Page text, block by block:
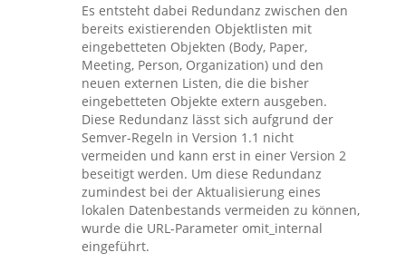
Es entsteht dabei Redundanz zwischen den
bereits existierenden Objektlisten mit
eingebetteten Objekten (Body, Paper,
Meeting, Person, Organization) und den
neuen externen Listen, die die bisher
eingebetteten Objekte extern ausgeben.
Diese Redundanz lässt sich aufgrund der
Semver-Regeln in Version 1.1 nicht
vermeiden und kann erst in einer Version 2
beseitigt werden. Um diese Redundanz
zumindest bei der Aktualisierung eines
lokalen Datenbestands vermeiden zu können,
wurde die URL-Parameter omit_internal
eingeführt.